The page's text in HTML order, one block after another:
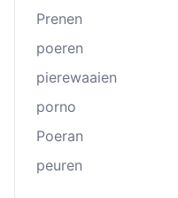
Prenen
poeren
pierewaaien
porno
Poeran
peuren